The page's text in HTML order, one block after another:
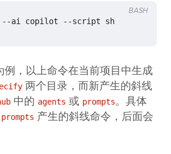
BASH
例，以上命令在当前项目中生成
两个目录，而新产生的斜线
中的 agents 或 prompts。具体
prompts 产生的斜线命令，后面会